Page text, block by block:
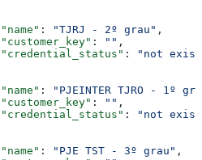
			"name"
: "TJRJ - 2º grau" ,
			"customer_key"
: "" ,
			"credential_status"
:
"not
			"name"
:
"PJEINTER TJRO - 1º
			"customer_key"
: "" ,
			"credential_status"
:
"not
			"name"
: "PJE TST - 3º grau" ,